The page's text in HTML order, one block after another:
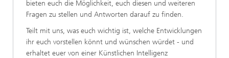
bieten euch die Möglichkeit, euch diesen und weiteren
Fragen zu stellen und Antworten darauf zu finden.
Teilt mit uns, was euch wichtig ist, welche Entwicklungen
ihr euch vorstellen könnt und wünschen würdet - und
erhaltet euer von einer Künstlichen Intelligenz